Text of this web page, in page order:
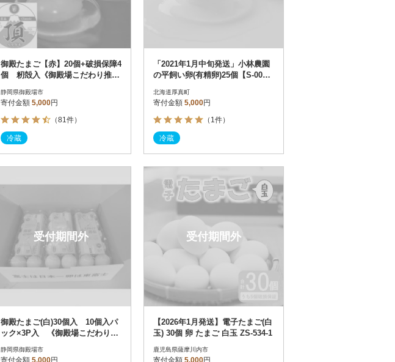
御殿たまご【赤】20個+破損保障4
個 籾殻入《御殿場こだわり推奨
静岡県御殿場市
寄付金額 5,000円
（81件）
冷蔵
「2021年1月中旬発送」小林農園
の平飼い卵(有精卵)25個【S-00
北海道厚真町
寄付金額 5,000円
（1件）
冷蔵
受付期間外
御殿たまご(白)30個入 10個入パ
ック×3P入 《御殿場こだわり推
静岡県御殿場市
寄付金額 5,000円
受付期間外
【2026年1月発送】電子たまご(白
玉) 30個 卵 たまご 白玉 ZS-534-1
鹿児島県薩摩川内市
寄付金額 5,000円